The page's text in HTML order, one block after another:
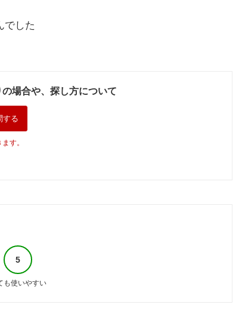
でした
場合や、探し方について
する
す。
5
も使いやすい